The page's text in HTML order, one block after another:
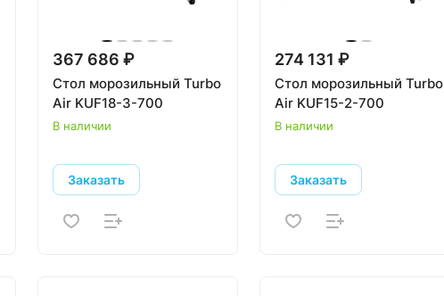
367 686 ₽
Стол морозильный Turbo
Air KUF18-3-700
В наличии
Заказать
274 131 ₽
Стол морозильный Turbo
Air KUF15-2-700
В наличии
Заказать